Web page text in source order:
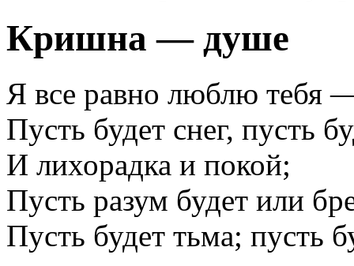
Кришна — душе
Я все равно люблю тебя
Пусть будет снег, пусть
И лихорадка и покой;
Пусть разум будет или
Пусть будет тьма; пусть